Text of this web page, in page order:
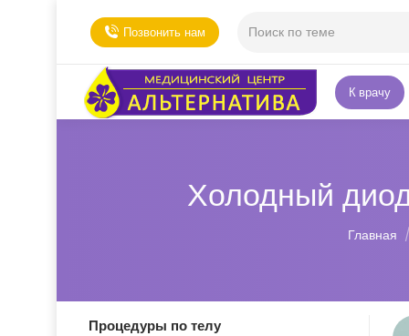
Позвонить нам
К врачу
Холодный
Вы
Главная
Процедуры по телу